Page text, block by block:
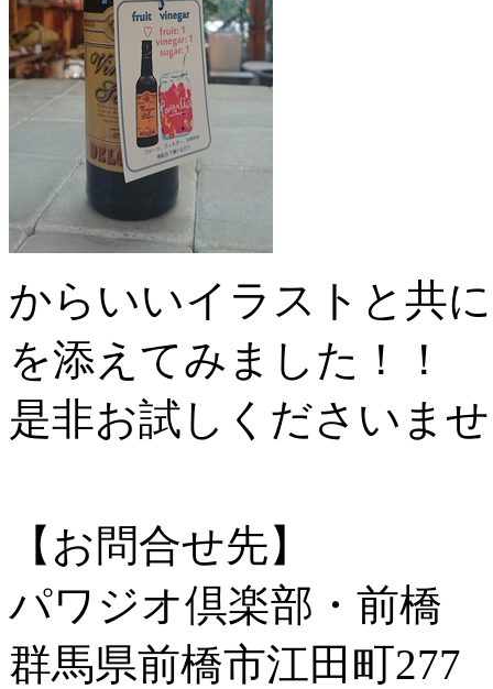
からいいイラストと共
を添えてみました！！
是非お試しくださいま
【お問合せ先】
パワジオ倶楽部・前橋
群馬県前橋市江田町277